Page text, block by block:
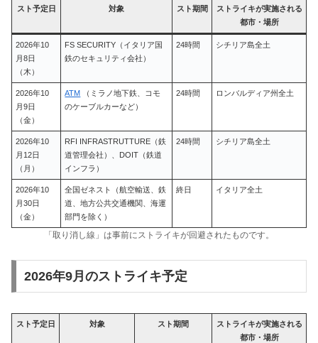
スト予定日 対象 スト期間
ストライキが実施される
都市・場所
2026年10
月8日
（木）
FS SECURITY（イタリア国
鉄のセキュリティ会社）
24時間 シチリア島全土
2026年10
月9日
（金）
ATM
（ミラノ地下鉄、コモ
のケーブルカーなど）
24時間 ロンバルディア州全土
2026年10
月12日
（月）
RFI INFRASTRUTTURE（鉄
道管理会社）、DOIT（鉄道
インフラ）
24時間 シチリア島全土
2026年10
月30日
（金）
全国ゼネスト（航空輸送、鉄
道、地方公共交通機関、海運
部門を除く）
終日 イタリア全土
「取り消し線」は事前にストライキが回避されたものです。
2026年9月のストライキ予定
スト予定日 対象 スト期間
ストライキが実施される
都市・場所